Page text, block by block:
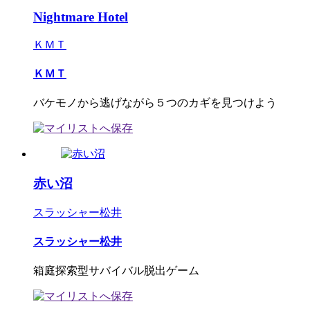
Nightmare Hotel
ＫＭＴ
ＫＭＴ
バケモノから逃げながら５つのカギを見つけよう
赤い沼
スラッシャー松井
スラッシャー松井
箱庭探索型サバイバル脱出ゲーム